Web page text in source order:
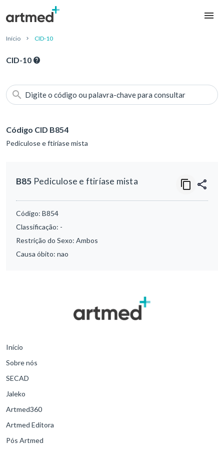
Início CID-10
CID-10
Digite o código ou palavra-chave para consultar
Código CID B854
Pediculose e ftiríase mista
B85 Pediculose e ftiríase mista
Código: B854
Classificação: -
Restrição do Sexo: Ambos
Causa óbito: nao
Início
Sobre nós
SECAD
Jaleko
Artmed360
Artmed Editora
Pós Artmed